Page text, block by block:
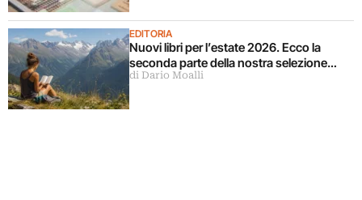
EDITORIA
Nuovi libri per l’estate 2026. Ecco la
seconda parte della nostra selezione…
di Dario Moalli